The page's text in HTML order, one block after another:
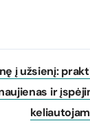
į užsienį:
ir